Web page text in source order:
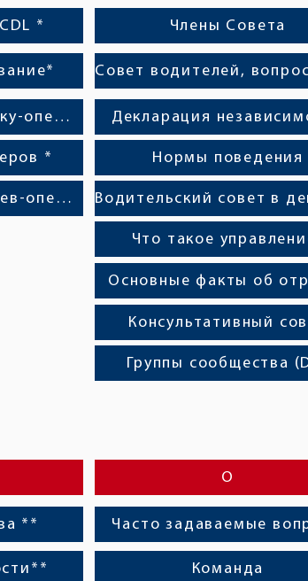
* Члены Совета
Переход к собственнику-оператору *
*
Ресурсы для владельцев-операторов *
Декларация
Нормы поведения
Что такое
Основные факты об
Консультативный
Группы сообщества
О
** Часто задаваемые
Команда